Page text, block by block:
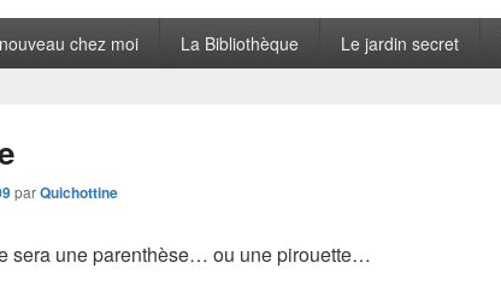
chez moi La Bibliothèque Le jardin secret
parQuichottine
sera une parenthèse… ou une pirouette…